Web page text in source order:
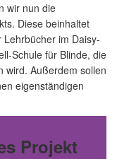
wir nun die
Diese beinhaltet
im Daisy-
Schule für Blinde, die
wird. Außerdem sollen
eigenständigen
Projekt